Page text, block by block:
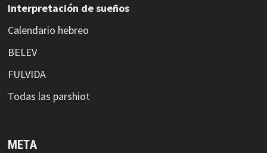
Interpretación de sueños
Calendario hebreo
BELEV
FULVIDA
Todas las parshiot
META